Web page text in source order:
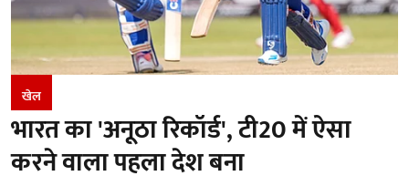
खेल
भारत का 'अनूठा रिकॉर्ड', टी20 में ऐसा
करने वाला पहला देश बना